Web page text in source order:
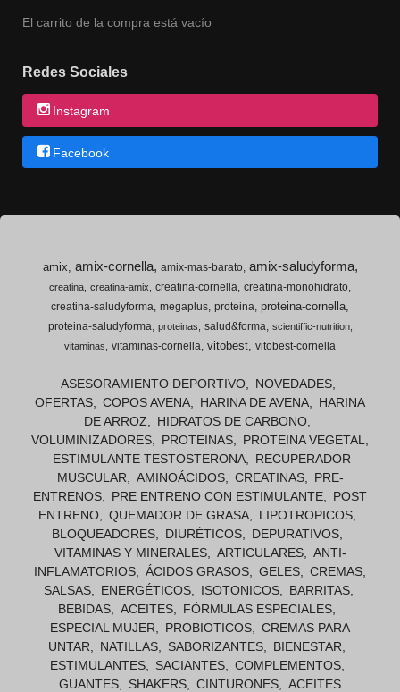
El carrito de la compra está vacío
Redes Sociales
Instagram
Facebook
amix amix-cornella amix-mas-barato amix-saludyforma
creatina creatina-amix creatina-cornella creatina-monohidrato
creatina-saludyforma megaplus proteina proteina-cornella
proteina-saludyforma proteinas salud&forma
scientiffic-nutrition
vitaminas
vitaminas-cornella vitobest vitobest-cornella
ASESORAMIENTO DEPORTIVO
NOVEDADES
OFERTAS
COPOS AVENA HARINA DE AVENA
HARINA
DE ARROZ
HIDRATOS DE CARBONO
VOLUMINIZADORES
PROTEINAS
PROTEINA VEGETAL
ESTIMULANTE TESTOSTERONA
RECUPERADOR
MUSCULAR
AMINOÁCIDOS CREATINAS
PRE-
ENTRENOS
PRE ENTRENO CON ESTIMULANTE
POST
ENTRENO
QUEMADOR DE GRASA
LIPOTROPICOS
BLOQUEADORES
DIURÉTICOS
DEPURATIVOS
VITAMINAS Y MINERALES
ARTICULARES
ANTI-
INFLAMATORIOS
ÁCIDOS GRASOS GELES
CREMAS
SALSAS
ENERGÉTICOS ISOTONICOS
BARRITAS
BEBIDAS
ACEITES
FÓRMULAS ESPECIALES
ESPECIAL MUJER
PROBIOTICOS
CREMAS PARA
UNTAR
NATILLAS SABORIZANTES
BIENESTAR
ESTIMULANTES
SACIANTES
COMPLEMENTOS
GUANTES
SHAKERS CINTURONES
ACEITES